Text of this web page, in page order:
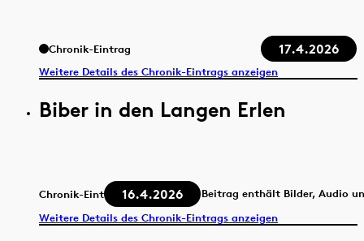
Chronik-Eintrag 17.4.2026
Weitere Details des Chronik-Eintrags anzeigen
Biber in den Langen Erlen
Chronik-Eintrag 16.4.2026
Beitrag enthält Bilder, Audio
Weitere Details des Chronik-Eintrags anzeigen